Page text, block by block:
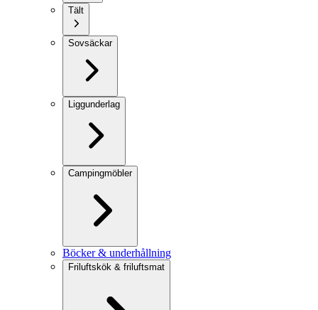
Tält
Sovsäckar
Liggunderlag
Campingmöbler
Böcker & underhållning
Friluftskök & friluftsmat